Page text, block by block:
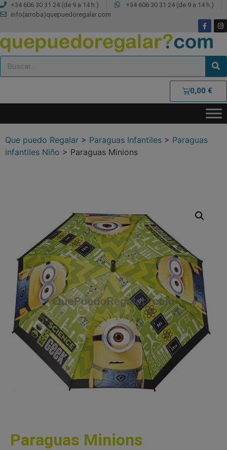
+34 606 30 31 24 (de 9 a 14 h.)
+34 606 30 31 24 (de 9 a 14 h.)
info(arroba)quepuedoregalar.com
0,00 €
Que puedo Regalar > Paraguas Infantiles > Paraguas
infantiles Niño > Paraguas Minions
Paraguas Minions